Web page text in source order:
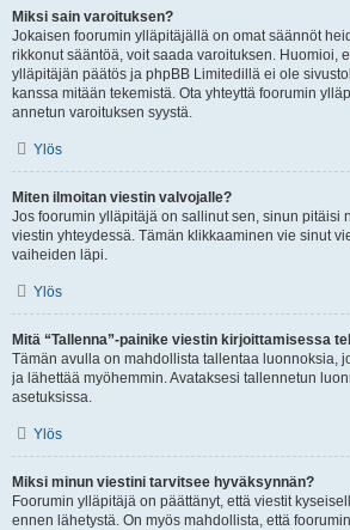
Miksi sain varoituksen?
Jokaisen foorumin ylläpitäjällä on omat säännöt
rikkonut sääntöä, voit saada varoituksen. Huomioi,
ylläpitäjän päätös ja phpBB Limitedillä ei ole
kanssa mitään tekemistä. Ota yhteyttä foorumin
annetun varoituksen syystä.
Ylös
Miten ilmoitan viestin valvojalle?
Jos foorumin ylläpitäjä on sallinut sen, sinun pitäisi
viestin yhteydessä. Tämän klikkaaminen vie sinut
vaiheiden läpi.
Ylös
Mitä “Tallenna”-painike viestin kirjoittamisessa
Tämän avulla on mahdollista tallentaa luonnoksia,
ja lähettää myöhemmin. Avataksesi tallennetun
asetuksissa.
Ylös
Miksi minun viestini tarvitsee hyväksynnän?
Foorumin ylläpitäjä on päättänyt, että viestit
ennen lähetystä. On myös mahdollista, että